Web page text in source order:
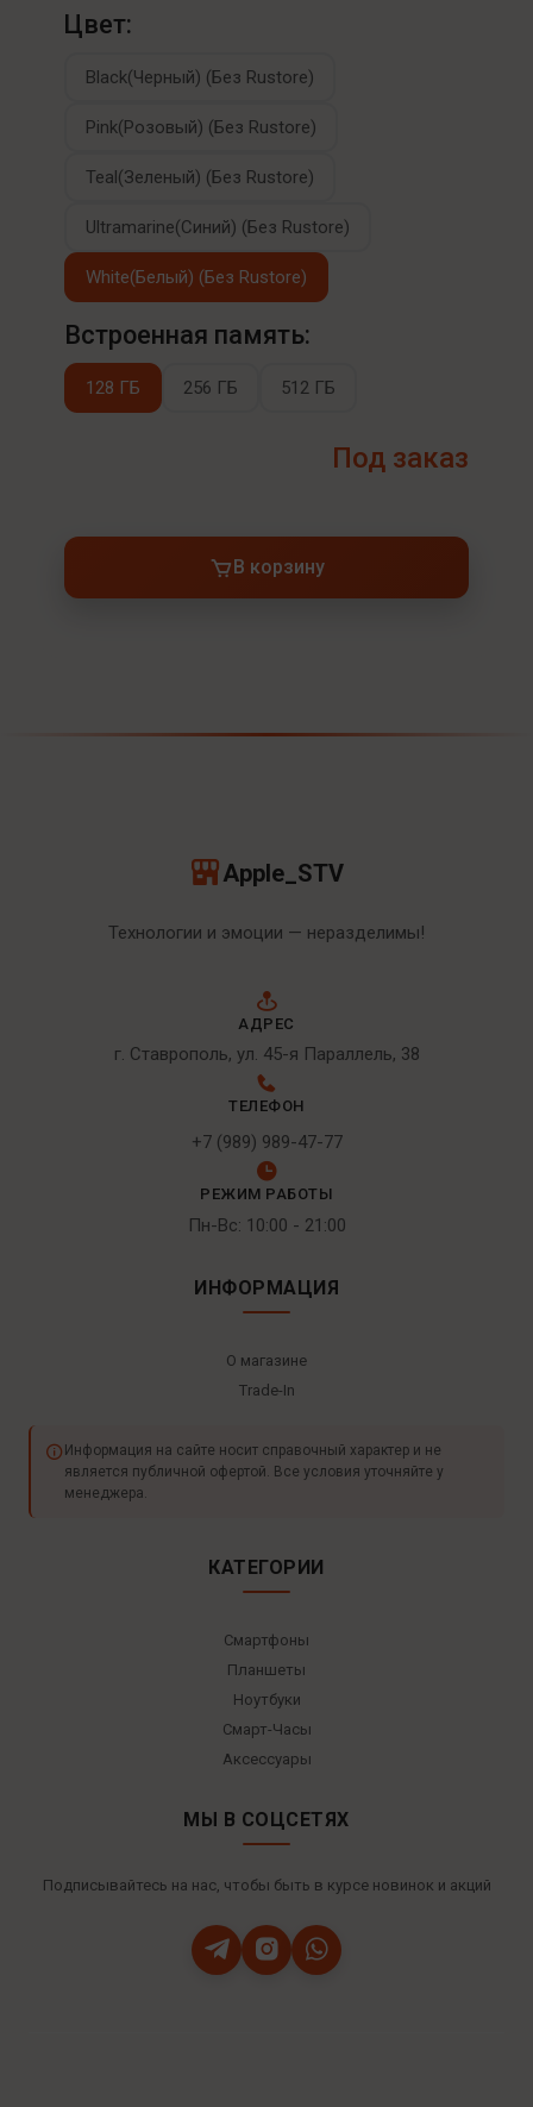
Цвет:
Black(Черный) (Без Rustore)
Pink(Розовый) (Без Rustore)
Teal(Зеленый) (Без Rustore)
Ultramarine(Синий) (Без Rustore)
White(Белый) (Без Rustore)
Встроенная память:
128 ГБ 256 ГБ 512 ГБ
Под заказ
В корзину
Apple_STV
Технологии и эмоции — неразделимы!
АДРЕС
г. Ставрополь, ул. 45-я Параллель, 38
ТЕЛЕФОН
+7 (989) 989-47-77
РЕЖИМ РАБОТЫ
Пн-Вс: 10:00 - 21:00
ИНФОРМАЦИЯ
О магазине
Trade-In
Информация на сайте носит справочный характер и не
является публичной офертой. Все условия уточняйте у
менеджера.
КАТЕГОРИИ
Смартфоны
Планшеты
Ноутбуки
Смарт-Часы
Аксессуары
МЫ В СОЦСЕТЯХ
Подписывайтесь на нас, чтобы быть в курсе новинок и акций